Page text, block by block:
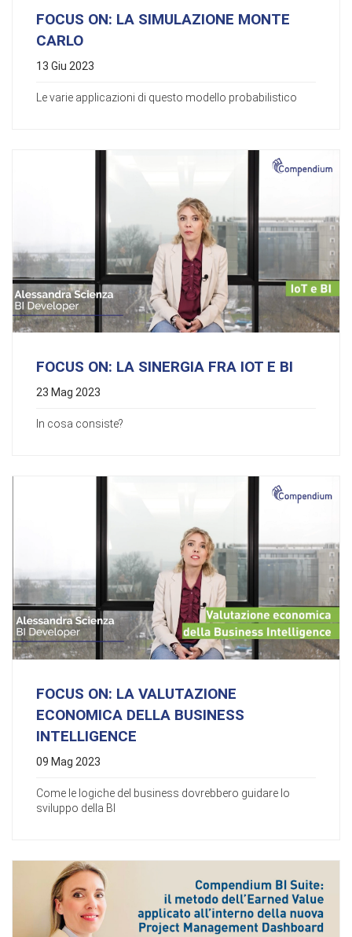
FOCUS ON: LA SIMULAZIONE MONTE
CARLO
13 Giu 2023
Le varie applicazioni di questo modello probabilistico
FOCUS ON: LA SINERGIA FRA IOT E BI
23 Mag 2023
In cosa consiste?
FOCUS ON: LA VALUTAZIONE
ECONOMICA DELLA BUSINESS
INTELLIGENCE
09 Mag 2023
Come le logiche del business dovrebbero guidare lo
sviluppo della BI